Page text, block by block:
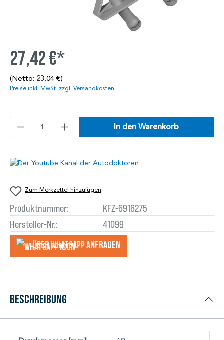
27,42 €*
(Netto: 23,04 €)
Preise inkl. MwSt. zzgl. Versandkosten
In den Warenkorb
Zum Merkzettel hinzufügen
Produktnummer:
KFZ-6916275
Hersteller-Nr.:
41099
Über WhatsApp anfragеn
Beschreibung